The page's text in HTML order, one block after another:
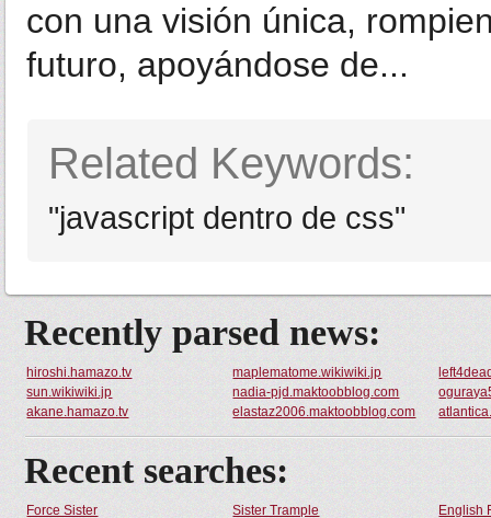
con una visión única,
futuro, apoyándose de...
Related Keywords:
"javascript dentro de css"
Recently parsed news:
hiroshi.hamazo.tv maplematome.wikiwiki.jp
sun.wikiwiki.jp
nadia-pjd.maktoobblog.com
akane.hamazo.tv
elastaz2006.maktoobblog.com
Recent searches:
Force Sister Sister Trample English